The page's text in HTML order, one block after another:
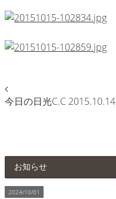
今日の日光C.C 2015.10.14
お知らせ
2024/10/01